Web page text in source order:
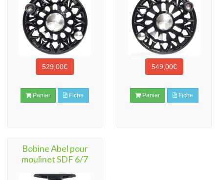
529,00€
Panier Fiche
549,00€
Panier Fiche
Bobine Abel pour
moulinet SDF 6/7